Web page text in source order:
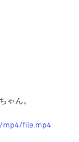
ゃん。
mp4/file.mp4